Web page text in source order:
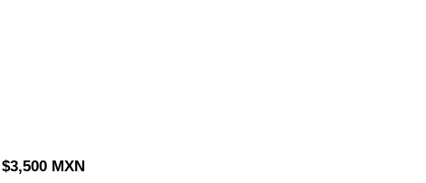
MXN